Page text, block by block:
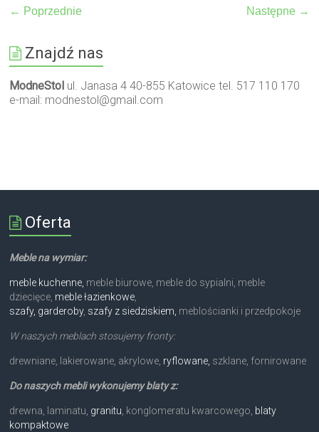
← Poprzednie Następne →
Znajdź nas
ModneStol ul. Janasa 4 40-855 Katowice tel. 517 110 170
e-mail: modnestol@gmail.com
Oferta
Meble na wymiar:
meble kuchenne, meble biurowe, meble do sypialni, meble
dziecięce, meble łazienkowe,
szafy, garderoby, szafy z siedziskiem, meblościanki i przedpokoje
W naszych meblach stosujemy fronty:
drewniane, lakierowane, akrylowe, ryflowane, szklane, fornirowane
Do naszych mebli wykonujemy blaty z:
drewna, laminatu, granitu, konglomeratu kwarcowego, blaty
kompaktowe